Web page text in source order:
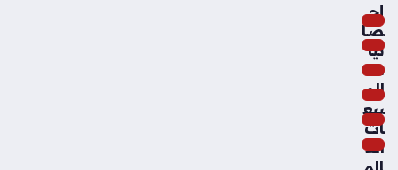
إح
صا
ئيا
ت
الم
بيع
ات
الع